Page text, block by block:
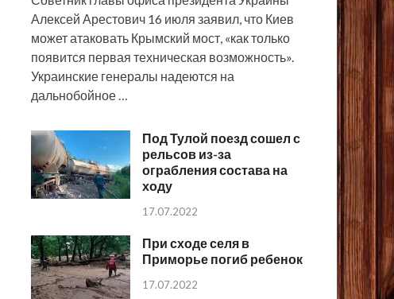
Алексей Арестович 16 июля заявил, что Киев
может атаковать Крымский мост, «как только
появится первая техническая возможность».
Украинские генералы надеются на
дальнобойное …
Под Тулой поезд сошел с
рельсов из-за
ограбления состава на
ходу
17.07.2022
При сходе селя в
Приморье погиб ребенок
17.07.2022